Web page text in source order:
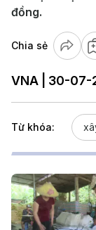
đồng.
Chia sẻ
VNA | 30-07-
Từ khóa: